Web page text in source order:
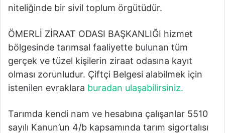
niteliğinde bir sivil toplum örgütüdür.
ÖMERLİ ZİRAAT ODASI BAŞKANLIĞI hizmet
bölgesinde tarımsal faaliyette bulunan tüm
gerçek ve tüzel kişilerin ziraat odasına kayıt
olması zorunludur. Çiftçi Belgesi alabilmek için
istenilen evraklara buradan ulaşabilirsiniz.
Tarımda kendi nam ve hesabına çalışanlar 5510
sayılı Kanun’un 4/b kapsamında tarım sigortalısı